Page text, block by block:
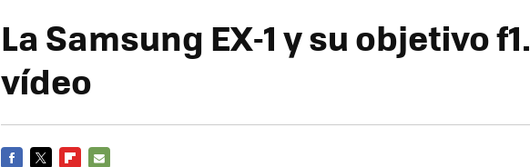
La Samsung EX-1 y su objetivo
vídeo